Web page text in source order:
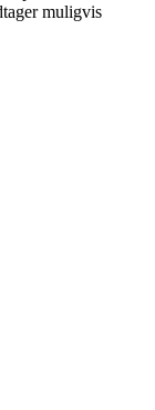
muligvis